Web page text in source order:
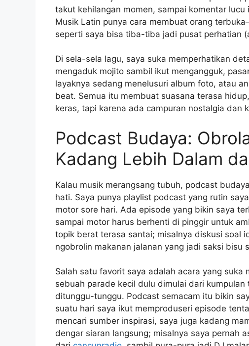
takut kehilangan momen, sampai komentar lucu
Musik Latin punya cara membuat orang
seperti saya bisa tiba-tiba jadi pusat perhatian
Di sela-sela lagu, saya suka memperhatikan
mengaduk mojito sambil ikut mengangguk,
layaknya sedang menelusuri album foto, atau
beat. Semua itu membuat suasana terasa
keras, tapi karena ada campuran nostalgia dan
Podcast Budaya:
Kadang Lebih Dalam
Kalau musik merangsang tubuh, podcast
hati. Saya punya playlist podcast yang rutin
motor sore hari. Ada episode yang bikin saya
sampai motor harus berhenti di pinggir untuk
topik berat terasa santai; misalnya diskusi soal
ngobrolin makanan jalanan yang jadi saksi bisu
Salah satu favorit saya adalah acara yang suka
sebuah parade kecil dulu dimulai dari
ditunggu-tunggu. Podcast semacam itu bikin
suatu hari saya ikut memproduseri episode
mencari sumber inspirasi, saya juga kadang
dengar siaran langsung; misalnya saya pernah